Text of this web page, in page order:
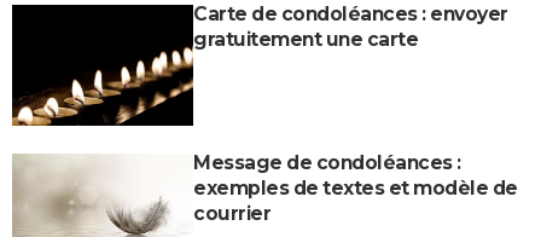
Carte de condoléances : envoyer
gratuitement une carte
Message de condoléances :
exemples de textes et modèle de
courrier